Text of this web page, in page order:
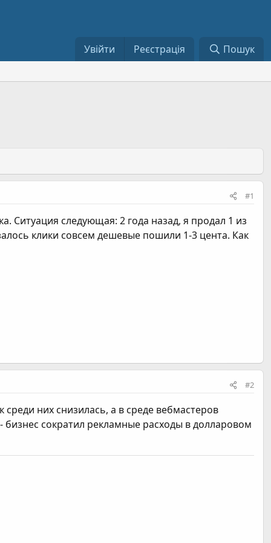
Увійти Реєстрація Пошук
#1
Ситуация следующая: 2 года назад, я продал 1 из
клики совсем дешевые пошили 1-3 цента. Как
#2
них снизилась, а в среде вебмастеров
сократил рекламные расходы в долларовом